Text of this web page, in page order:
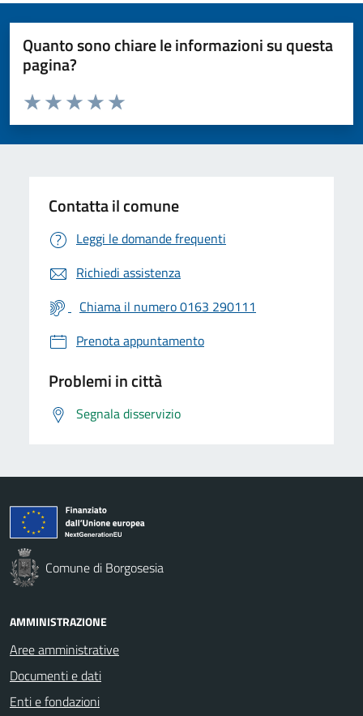
Quanto sono chiare le informazioni su questa
pagina?
Valuta da 1 a 5 stelle la pagina
Valuta 5 stelle su 5
Valuta 4 stelle su 5
Valuta 3 stelle su 5
Valuta 2 stelle su 5
Valuta 1 stelle su 5
Contatta il comune
Leggi le domande frequenti
Richiedi assistenza
Chiama il numero 0163 290111
Prenota appuntamento
Problemi in città
Segnala disservizio
Comune di Borgosesia
AMMINISTRAZIONE
Aree amministrative
Documenti e dati
Enti e fondazioni